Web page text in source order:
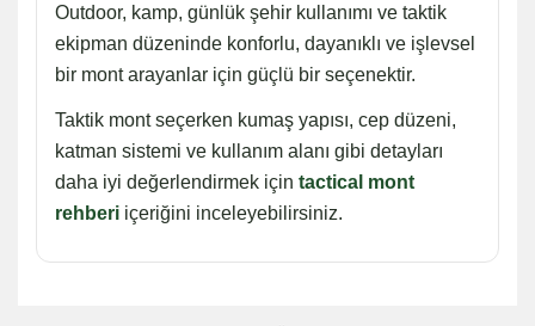
Outdoor, kamp, günlük şehir kullanımı ve taktik
ekipman düzeninde konforlu, dayanıklı ve işlevsel
bir mont arayanlar için güçlü bir seçenektir.
Taktik mont seçerken kumaş yapısı, cep düzeni,
katman sistemi ve kullanım alanı gibi detayları
daha iyi değerlendirmek için tactical mont
rehberi içeriğini inceleyebilirsiniz.